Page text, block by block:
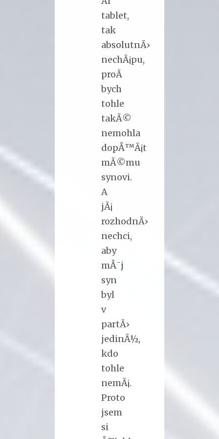
tablet,
tak
absolutnÄ›
nechÃ¡pu,
proÄ
bych
tohle
takÃ©
nemohla
dopÅ™Ã¡t
mÃ©mu
synovi.
A
jÃ¡
rozhodnÄ›
nechci,
aby
mÅ¯j
syn
byl
v
partÄ›
jedinÃ½,
kdo
tohle
nemÃ¡.
Proto
jsem
si